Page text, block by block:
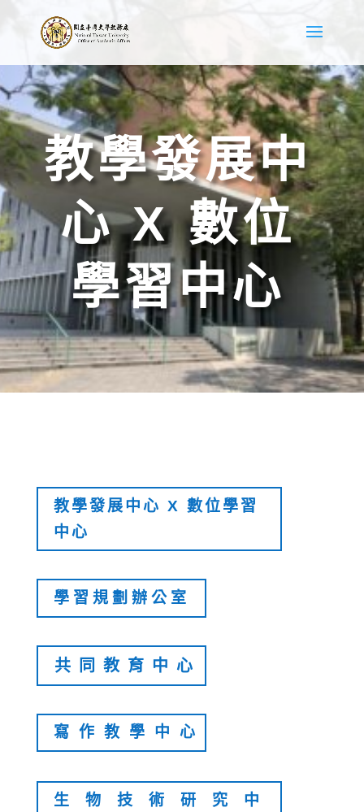
教學發展中
心 X 數位
學習中心
教學發展中心 X 數位學習
中心
學習規劃辦公室
共同教育中心
寫作教學中心
生物技術研究中